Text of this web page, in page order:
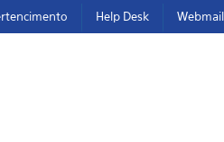
Help Desk Webmail